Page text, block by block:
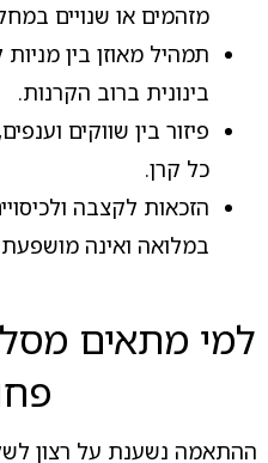
מזהמים או שנויים
תמהיל מאוזן בין
בינונית ברוב הקרנות.
פיזור בין שווקים
כל קרן.
הזכאות לקצבה
במלואה ואינה
למי מתאים
ההתאמה נשענת על רצון